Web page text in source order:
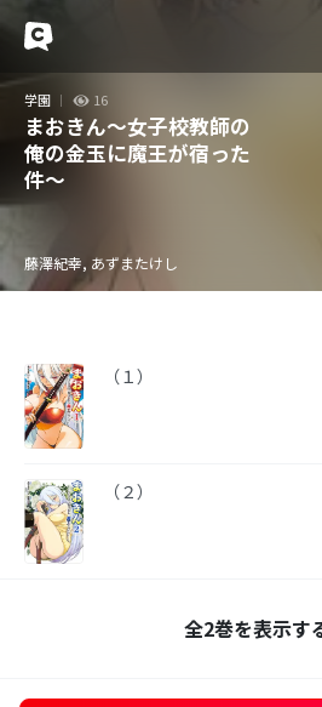
学園 16
まおきん～女子校教師の
俺の金玉に魔王が宿った
件～
藤澤紀幸, あずまたけし
（１）
（２）
全2巻を表示す